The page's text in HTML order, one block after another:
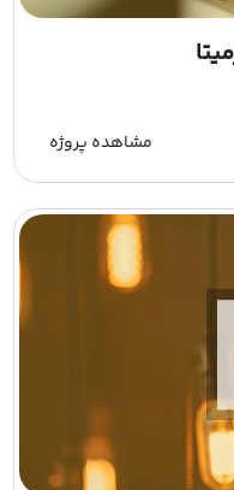
مشاهده پروژه